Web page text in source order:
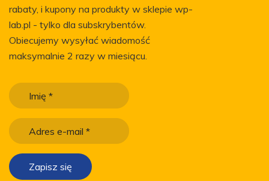
rabaty, i kupony na produkty w sklepie wp-
lab.pl - tylko dla subskrybentów.
Obiecujemy wysyłać wiadomość
maksymalnie 2 razy w miesiącu.